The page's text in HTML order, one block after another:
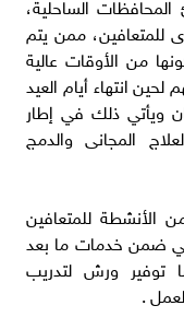
ممن يتم
من الأوقات عالية
انتهاء أيام العيد
ويأتي ذلك في إطار
المجانى والدمج
الأنشطة للمتعافين
ضمن خدمات ما بعد
توفير ورش لتدريب
.